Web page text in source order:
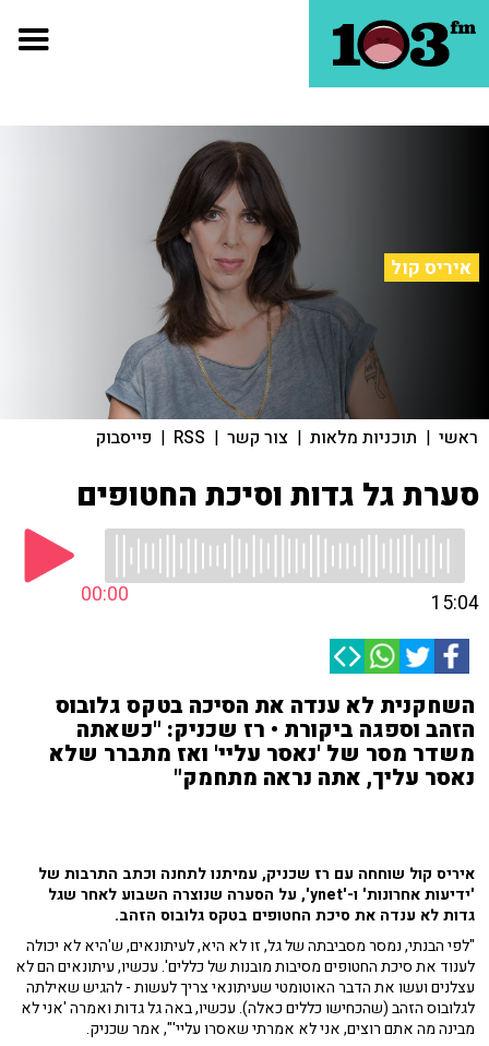
איריס קול
ראשי | תוכניות מלאות | צור קשר |
RSS
| פייסבוק
סערת גל גדות וסיכת החטופים
00:00 15:04
השחקנית לא ענדה את הסיכה בטקס גלובוס
הזהב וספגה ביקורת • רז שכניק: "כשאתה
משדר מסר של 'נאסר עליי' ואז מתברר שלא
נאסר עליך, אתה נראה מתחמק"
איריס קול שוחחה עם רז שכניק, עמיתנו לתחנה וכתב התרבות של
'ידיעות אחרונות' ו-'ynet', על הסערה שנוצרה השבוע לאחר שגל
גדות לא ענדה את סיכת החטופים בטקס גלובוס הזהב.
"לפי הבנתי, נמסר מסביבתה של גל, זו לא היא, לעיתונאים, ש'היא לא יכולה
לענוד את סיכת החטופים מסיבות מובנות של כללים'. עכשיו, עיתונאים הם לא
עצלנים ועשו את הדבר האוטומטי שעיתונאי צריך לעשות - להגיש שאילתה
לגלובוס הזהב (שהכחישו כללים כאלה). עכשיו, באה גל גדות ואמרה 'אני לא
מבינה מה אתם רוצים, אני לא אמרתי שאסרו עליי'", אמר שכניק.